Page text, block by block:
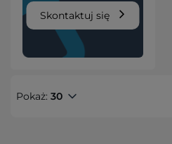
Skontaktuj się
Pokaż: 30